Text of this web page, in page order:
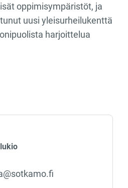
oppimisympäristöt, ja
uusi yleisurheilukenttä
harjoittelua